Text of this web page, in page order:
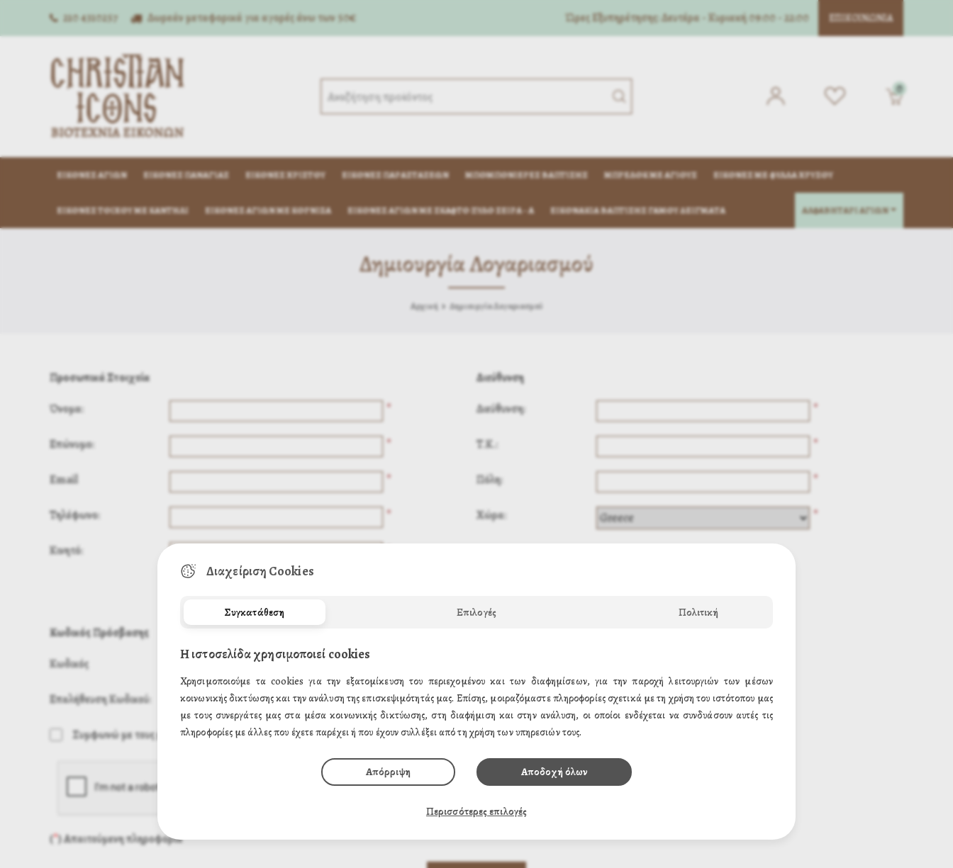
210 4310257 Δωρεάν μεταφορικά για αγορές άνω των 50€ Ώρες Eξυπηρέτησης: Δευτέρα - Κυριακή 09:00 - 22:00 ΕΠΙΚΟΙΝΩΝΊΑ
0
ΕΙΚΌΝΕΣ ΑΓΊΩΝ ΕΙΚΌΝΕΣ ΠΑΝΑΓΊΑΣ ΕΙΚΌΝΕΣ ΧΡΙΣΤΟΎ ΕΙΚΌΝΕΣ ΠΑΡΑΣΤΆΣΕΩΝ ΜΠΟΜΠΟΝΙΈΡΕΣ ΒΆΠΤΙΣΗΣ ΜΠΡΕΛΌΚ ΜΈ ΑΓΊΟΥΣ ΕΙΚΌΝΕΣ ΜΕ ΦΎΛΛΑ ΧΡΥΣΟΎ
ΕΙΚΌΝΕΣ ΤΟΊΧΟΥ ΜΕ ΚΑΝΤΉΛΙ ΕΙΚΌΝΕΣ ΑΓΊΩΝ ΜΕ ΚΟΡΝΊΖΑ ΕΙΚΟΝΕΣ ΑΓΙΩΝ ΜΕ ΣΚΑΦΤΟ ΞΥΛΟ ΣΕΙΡΑ - Α ΕΙΚΟΝΆΚΙΑ ΒΆΠΤΙΣΗΣ ΓΆΜΟΥ ΔΕΊΓΜΑΤΑ ΑΛΦΑΒΗΤΑΡΙ ΑΓΙΩΝ
Δημιουργία Λογαριασμού
Αρχική Δημιουργία Λογαριασμού
Προσωπικά Στοιχεία
Όνομα:
*
Επώνυμο: *
Email *
Τηλέφωνο: *
Κινητό:
Διεύθυνση
Διεύθυνση:
*
Τ.Κ.: *
Πόλη: *
Χώρα: *
Κωδικός Πρόσβασης
Κωδικός
Επαλήθευση Κωδικού: *
Συμφωνώ με τουςόρους προστασίας προσωπικών δεδομένων
(*) Απαιτούμενη πληροφορία
Διαχείριση Cookies
Συγκατάθεση Επιλογές Πολιτική
Η ιστοσελίδα χρησιμοποιεί cookies
Χρησιμοποιούμε τα cookies για την εξατομίκευση του περιεχομένου και των διαφημίσεων, για την παροχή λειτουργιών των μέσων
κοινωνικής δικτύωσης και την ανάλυση της επισκεψιμότητάς μας. Επίσης, μοιραζόμαστε πληροφορίες σχετικά με τη χρήση του ιστότοπου μας
με τους συνεργάτες μας στα μέσα κοινωνικής δικτύωσης, στη διαφήμιση και στην ανάλυση, οι οποίοι ενδέχεται να συνδυάσουν αυτές τις
πληροφορίες με άλλες που έχετε παρέχει ή που έχουν συλλέξει από τη χρήση των υπηρεσιών τους.
Απόρριψη Αποδοχή όλων
Περισσότερες επιλογές